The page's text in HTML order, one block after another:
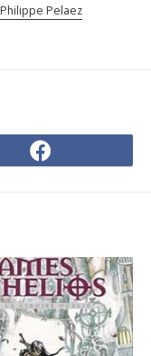
Philippe Pelaez
on